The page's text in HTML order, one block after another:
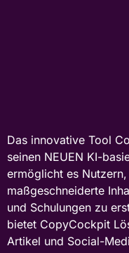
Das innovative Tool
seinen NEUEN KI-
ermöglicht es
maßgeschneiderte
und Schulungen zu
bietet CopyCockpit
Artikel und Social-